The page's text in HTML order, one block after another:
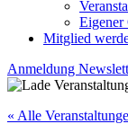
Eigener
Mitglied
Anmeldung
« Alle